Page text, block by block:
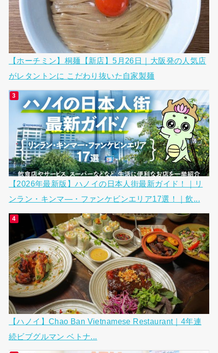
【ホーチミン】桐麺【新店】5月26日｜大阪発の人気店
がレタントンに こだわり抜いた自家製麺
【2026年最新版】ハノイの日本人街最新ガイド！｜リ
ンラン・キンマ―・ファンケビンエリア17選！｜飲...
【ハノイ】Chao Ban Vietnamese Restaurant｜4年連
続ビブグルマン ベトナ...